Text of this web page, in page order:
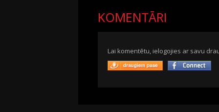
KOMENTĀRI
Lai komentētu, ielogojies ar savu